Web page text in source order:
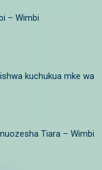
– Wimbi
kuchukua mke wa
Tiara – Wimbi